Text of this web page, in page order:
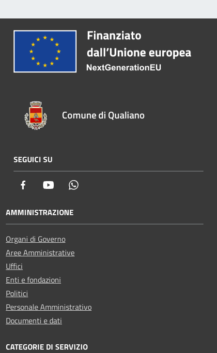
Comune di Qualiano
SEGUICI SU
Facebook Youtube
AMMINISTRAZIONE
Organi di Governo
Aree Amministrative
Uffici
Enti e fondazioni
Politici
Personale Amministrativo
Documenti e dati
CATEGORIE DI SERVIZIO